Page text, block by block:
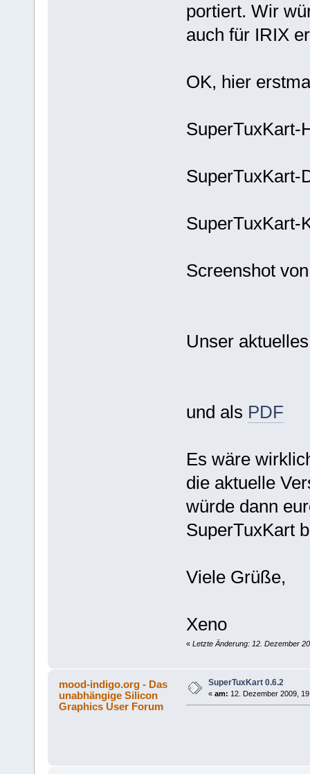
portiert. Wir
auch für IRIX
OK, hier
SuperTuxKart-
SuperTuxKart-
Screenshot
Unser
und als PDF
Es wäre
die aktuelle
würde dann
SuperTuxKart
Viele Grüße,
Xeno
« Letzte Änderung: 12. Dezember
mood-indigo.org - Das
unabhängige Silicon
Graphics User Forum
SuperTuxKart 0.6.2
« am: 12. Dezember 2009,